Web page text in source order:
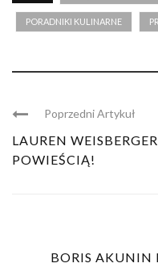
PORADNIKI KULINARNE
Poprzedni Artykuł
LAUREN
POWIEŚCIĄ!
BORIS AKUNIN